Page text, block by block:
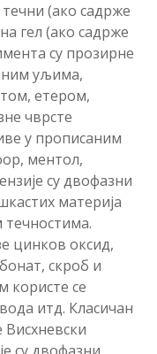
(ако садрже
гел (ако садрже
су прозирне
уљима,
етером,
чврсте
у прописаним
ментол,
су двофазни
материја
цинков оксид,
скроб и
користе се
итд. Класичан
Висхневски